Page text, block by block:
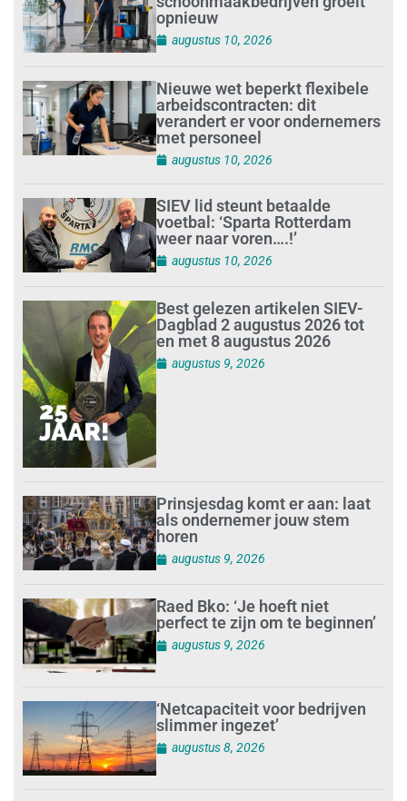
opnieuw
augustus 10, 2026
Nieuwe wet beperkt flexibele
arbeidscontracten: dit
verandert er voor ondernemers
met personeel
augustus 10, 2026
SIEV lid steunt betaalde
voetbal: ‘Sparta Rotterdam
weer naar voren….!’
augustus 10, 2026
Best gelezen artikelen SIEV-
Dagblad 2 augustus 2026 tot
en met 8 augustus 2026
augustus 9, 2026
Prinsjesdag komt er aan: laat
als ondernemer jouw stem
horen
augustus 9, 2026
Raed Bko: ‘Je hoeft niet
perfect te zijn om te beginnen’
augustus 9, 2026
‘Netcapaciteit voor bedrijven
slimmer ingezet’
augustus 8, 2026